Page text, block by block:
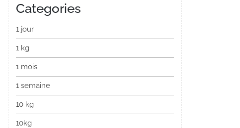
Categories
1 jour
1 kg
1 mois
1 semaine
10 kg
10kg